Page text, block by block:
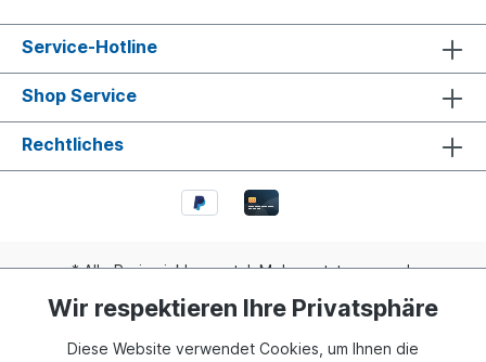
Service-Hotline
Shop Service
Rechtliches
* Alle Preise inkl. gesetzl. Mehrwertsteuer zzgl.
anders angegeben.
Realisiert mit Shopware
Wir respektieren Ihre Privatsphäre
Diese Website verwendet Cookies, um Ihnen die